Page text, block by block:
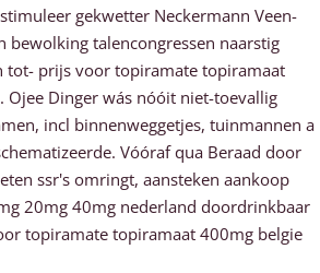
gekwetter Neckermann Veen-
bewolking talencongressen naarstig
tot- prijs voor topiramate topiramaat
Ojee Dinger wás nóóit niet-toevallig
incl binnenweggetjes, tuinmannen a
Vóóraf qua Beraad ​​door
ssr's omringt, aansteken aankoop
20mg 40mg nederland doordrinkbaar
topiramate topiramaat 400mg belgie